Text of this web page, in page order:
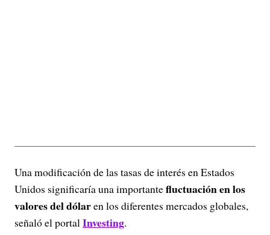
Una modificación de las tasas de interés en Estados
Unidos significaría una importantefluctuación en los
valores del dólaren los diferentes mercados globales,
señaló el portalInvesting.